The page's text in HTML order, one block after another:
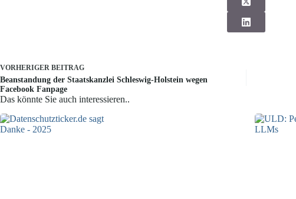
VORHERIGER BEITRAG
Beanstandung der Staatskanzlei Schleswig-Holstein wegen
Facebook Fanpage
Das könnte Sie auch interessieren..